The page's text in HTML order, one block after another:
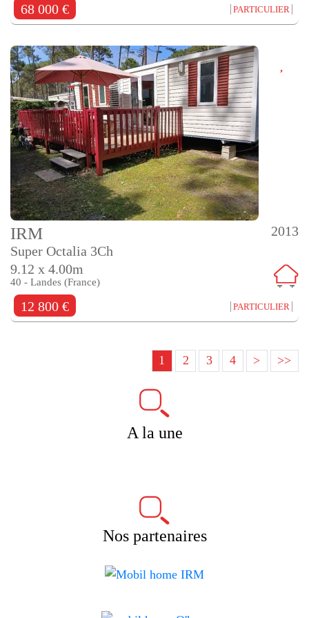
68 000 € PARTICULIER
2013
IRM
Super Octalia 3Ch
9.12 x 4.00m
40 - Landes (France)
12 800 € PARTICULIER
1 2 3 4 > >>
A la une
Nos partenaires